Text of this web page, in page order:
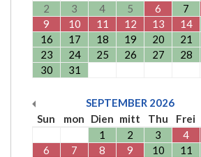
2
3 4 5 6 7
9
10 11 12 13 14
16
17 18 19 20 21
23
24 25 26 27 28
30
31
SEPTEMBER 2026
Sun
mon Dien mitt Thu Frei
1
2 3 4
6
7 8 9 10 11